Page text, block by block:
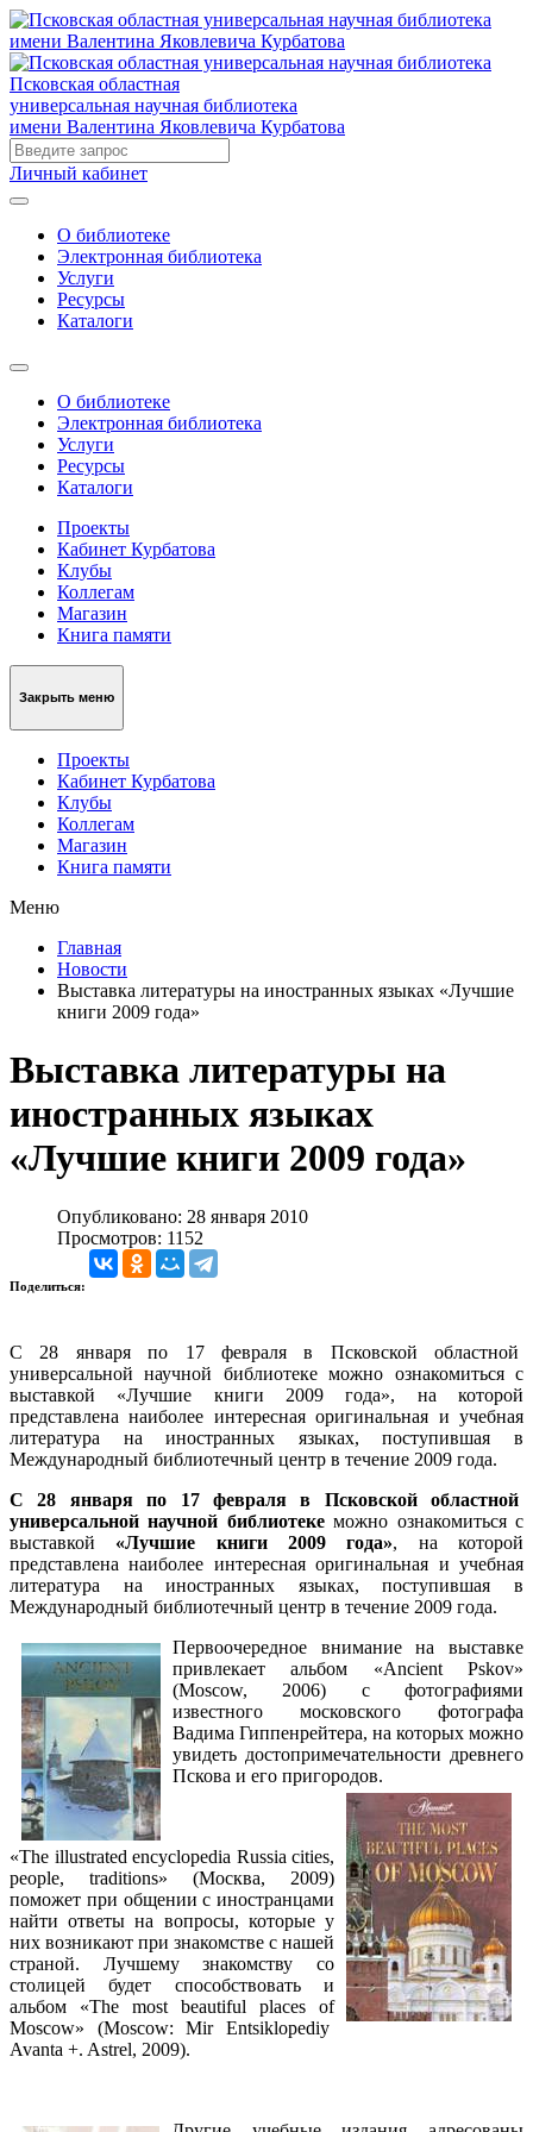
Псковская областная
универсальная научная библиотека
имени Валентина Яковлевича Курбатова
Личный кабинет
О библиотеке
Электронная библиотека
Услуги
Ресурсы
Каталоги
О библиотеке
Электронная библиотека
Услуги
Ресурсы
Каталоги
Проекты
Кабинет Курбатова
Клубы
Коллегам
Магазин
Книга памяти
Закрыть меню
Проекты
Кабинет Курбатова
Клубы
Коллегам
Магазин
Книга памяти
Меню
Главная
Новости
Выставка литературы на иностранных языках «Лучшие
книги 2009 года»
Выставка литературы на
иностранных языках
«Лучшие книги 2009 года»
Опубликовано: 28 января 2010
Просмотров: 1152
Поделиться:
С 28 января по 17 февраля в Псковской областной
универсальной научной библиотеке можно ознакомиться с
выставкой «Лучшие книги 2009 года», на которой
представлена наиболее интересная оригинальная и учебная
литература на иностранных языках, поступившая в
Международный библиотечный центр в течение 2009 года.
С 28 января по 17 февраля
в Псковской областной
универсальной научной библиотекеможно ознакомиться с
выставкой «Лучшие книги 2009 года», на которой
представлена наиболее интересная оригинальная и учебная
литература на иностранных языках, поступившая в
Международный библиотечный центр в течение 2009 года.
Первоочередное внимание на выставке
привлекает альбом «Ancient Pskov»
(Moscow, 2006) с фотографиями
известного московского фотографа
Вадима Гиппенрейтера, на которых можно
увидеть достопримечательности древнего
Пскова и его пригородов.
«The illustrated encyclopedia Russia cities,
people, traditions» (Москва, 2009)
поможет при общении с иностранцами
найти ответы на вопросы, которые у
них возникают при знакомстве с нашей
страной. Лучшему знакомству со
столицей будет способствовать и
альбом «The most beautiful places of
Moscow» (Moscow: Mir Entsiklopediy
Avanta +. Astrel, 2009).